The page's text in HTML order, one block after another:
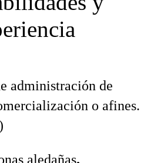
administración de
o afines.
aledañas.